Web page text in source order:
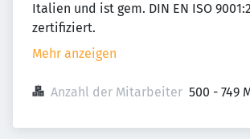
Italien und ist gem. DIN EN ISO
zertifiziert.
Mehr anzeigen
Anzahl der Mitarbeiter 500 - 749